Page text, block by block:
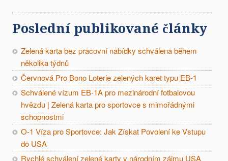
Poslední publikované články
Zelená karta bez pracovní nabídky schválena během
několika týdnů
Červnová Pro Bono Loterie zelených karet typu EB-1
Schválené vízum EB-1A pro mezinárodní fotbalovou
hvězdu | Zelená karta pro sportovce s mimořádnými
schopnostmi
O-1 Víza pro Sportovce: Jak Získat Povolení ke Vstupu
do USA
Rychlé schválení zelené karty v národním zájmu USA